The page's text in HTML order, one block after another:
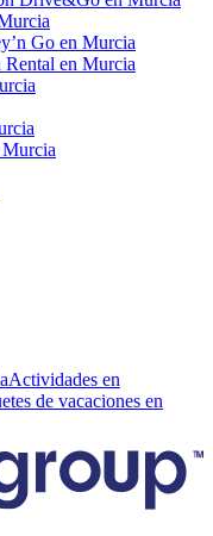
Go en Murcia
en Murcia
Actividades en
de vacaciones en